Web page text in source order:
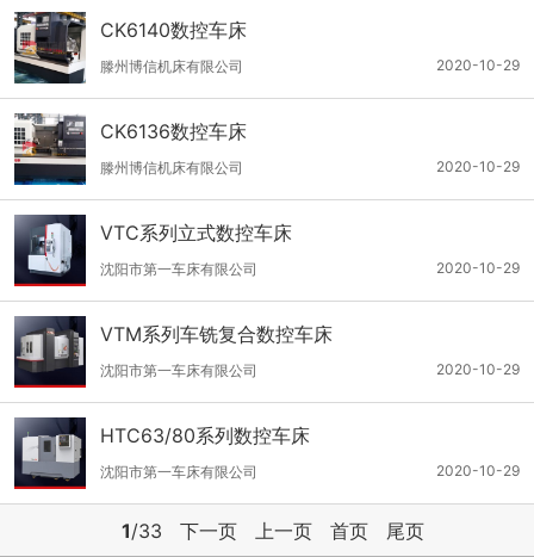
CK6140数控车床
2020-10-29
滕州博信机床有限公司
CK6136数控车床
2020-10-29
滕州博信机床有限公司
VTC系列立式数控车床
2020-10-29
沈阳市第一车床有限公司
VTM系列车铣复合数控车床
2020-10-29
沈阳市第一车床有限公司
HTC63/80系列数控车床
2020-10-29
沈阳市第一车床有限公司
1/33 下一页 上一页 首页 尾页